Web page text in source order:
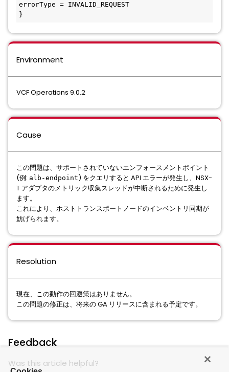
errorType = INVALID_REQUEST
Environment
VCF Operations 9.0.2
Cause
この問題は、サポートされていないエンフォースメントポイント
(例: alb-endpoint) をクエリすると API エラーが発生し、NSX-
T アダプタのメトリック収集スレッドが中断されるために発生し
ます。
これにより、ホストトランスポートノードのインベントリ同期が
妨げられます。
Resolution
現在、この動作の回避策はありません。
この問題の修正は、将来の GA リリースに含まれる予定です。
Feedback
Was this article helpful?